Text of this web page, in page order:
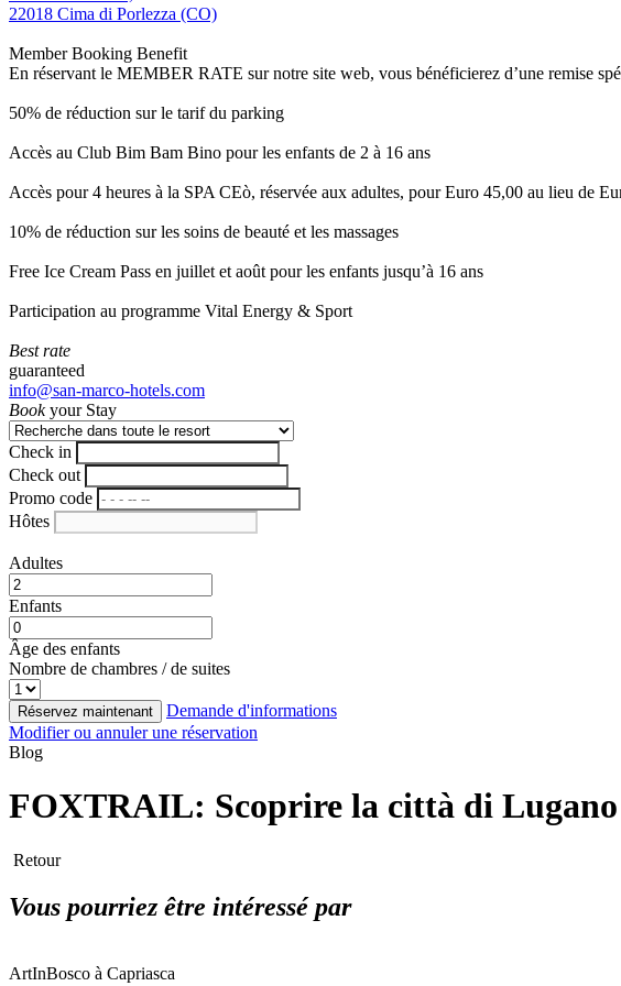
22018 Cima di Porlezza (CO)
Member Booking Benefit
En réservant le MEMBER RATE sur notre site web, vous bénéficierez d’une remise
50% de réduction sur le tarif du parking
Accès au Club Bim Bam Bino pour les enfants de 2 à 16 ans
Accès pour 4 heures à la SPA CEò, réservée aux adultes, pour Euro 45,00 au lieu de
10% de réduction sur les soins de beauté et les massages
Free Ice Cream Pass en juillet et août pour les enfants jusqu’à 16 ans
Participation au programme Vital Energy & Sport
Best rate
guaranteed
info@san-marco-hotels.com
Bookyour Stay
Check in
Check out
Promo code
Hôtes
Adultes
Enfants
Âge des enfants
Nombre de chambres / de suites
Réservez maintenant
Demande d'informations
Modifier ou annuler une réservation
Blog
FOXTRAIL: Scoprire la città di Lugano
Retour
Vous pourriez être intéressé par
ArtInBosco à Capriasca